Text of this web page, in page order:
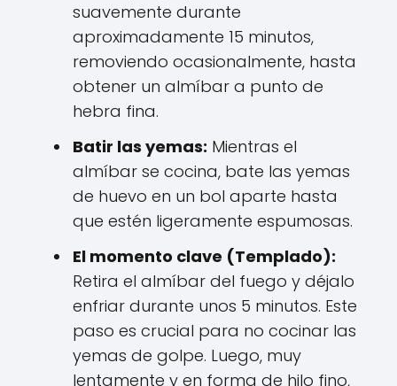
suavemente durante
aproximadamente 15 minutos,
removiendo ocasionalmente, hasta
obtener un almíbar a punto de
hebra fina.
Batir las yemas: Mientras el
almíbar se cocina, bate las yemas
de huevo en un bol aparte hasta
que estén ligeramente espumosas.
El momento clave (Templado):
Retira el almíbar del fuego y déjalo
enfriar durante unos 5 minutos. Este
paso es crucial para no cocinar las
yemas de golpe. Luego, muy
lentamente y en forma de hilo fino,